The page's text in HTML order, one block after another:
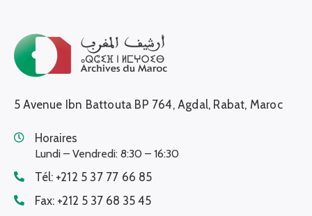
5 Avenue Ibn Battouta BP 764, Agdal, Rabat, Maroc
Horaires
Lundi – Vendredi: 8:30 – 16:30
Tél: +212 5 37 77 66 85
Fax: +212 5 37 68 35 45